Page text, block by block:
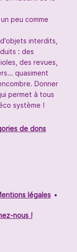
peu comme
interdits,
: des
des revues,
quasiment
Donner
permet à tous
système !
de dons
légales
nous !